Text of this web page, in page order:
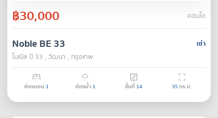
฿30,000 คอนโด
เช่า
Noble BE 33
โนเบิล บี 33 , วัฒนา , กรุงเทพ
ห้องนอน 1 ห้องน้ำ 1 ชั้นที่ 14 35ตร.ม.